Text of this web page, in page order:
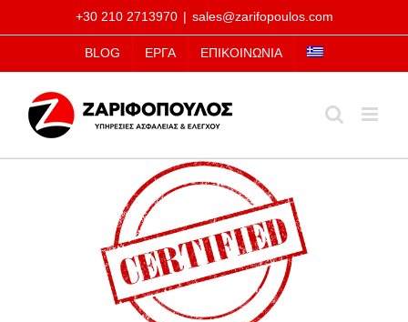
στο
περιεχόμενο
+30 210 2713970 | sales@zarifopoulos.com
BLOG ΕΡΓΑ ΕΠΙΚΟΙΝΩΝΙΑ